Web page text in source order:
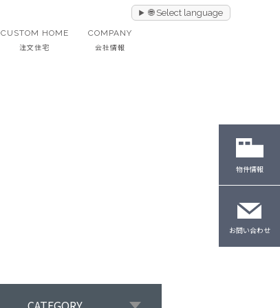
🌐 Select language
CUSTOM HOME
注文住宅
COMPANY
会社情報
物件情報
お問い合わせ